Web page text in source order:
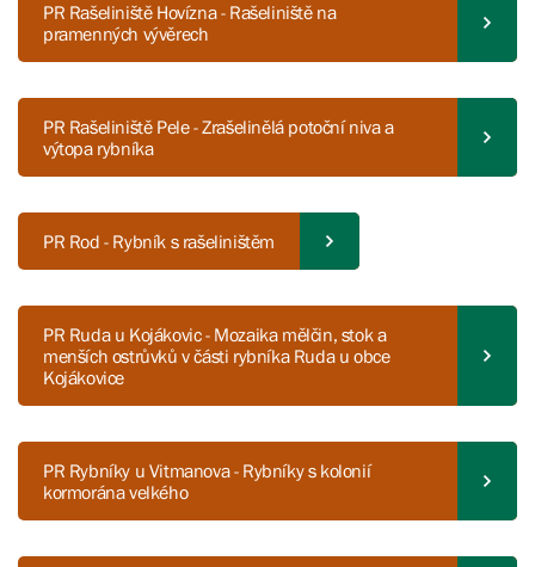
PR Rašeliniště Hovízna - Rašeliniště na
pramenných vývěrech
PR Rašeliniště Pele - Zrašelinělá potoční niva a
výtopa rybníka
PR Rod - Rybník s rašeliništěm
PR Ruda u Kojákovic - Mozaika mělčin, stok a
menších ostrůvků v části rybníka Ruda u obce
Kojákovice
PR Rybníky u Vitmanova - Rybníky s kolonií
kormorána velkého